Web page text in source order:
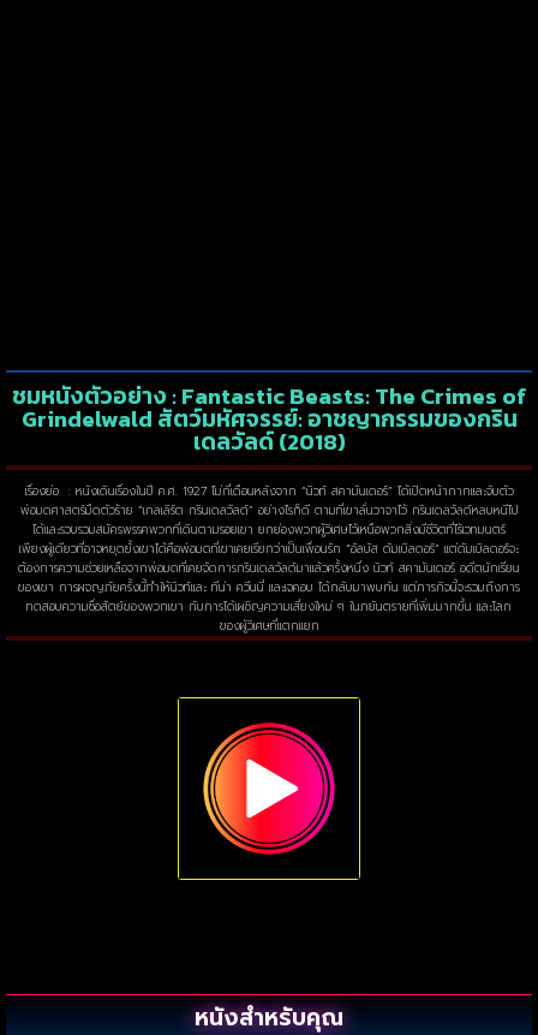
ชมหนังตัวอย่าง : Fantastic Beasts: The Crimes of
Grindelwald สัตว์มหัศจรรย์: อาชญากรรมของกริน
เดลวัลด์ (2018)
เรื่องย่อ : หนังเดินเรื่องในปี ค.ศ. 1927 ไม่กี่เดือนหลังจาก “นิวท์ สคามันเดอร์” ได้เปิดหน้ากากและจับตัว
พ่อมดศาสตร์มืดตัวร้าย “เกลเลิร์ต กรินเดลวัลด์” อย่างไรก็ดี ตามที่เขาลั่นวาจาไว้ กรินเดลวัลด์หลบหนีไป
ได้และรวบรวมสมัครพรรคพวกที่เดินตามรอยเขา ยกย่องพวกผู้วิเศษไว้เหนือพวกสิ่งมีชีวิตที่ไร้เวทมนตร์
เพียงผู้เดียวที่อาจหยุดยั้งเขาได้คือพ่อมดที่เขาเคยเรียกว่าเป็นเพื่อนรัก “อัลบัส ดัมเบิลดอร์” แต่ดัมเบิลดอร์จะ
ต้องการความช่วยเหลือจากพ่อมดที่เคยจัดการกรินเดลวัลด์มาแล้วครั้งหนึ่ง นิวท์ สคามันเดอร์ อดีตนักเรียน
ของเขา การผจญภัยครั้งนี้ทำให้นิวท์และ ทีน่า ควีนนี่ และเจคอบ ได้กลับมาพบกัน แต่ภารกิจนี้จะรวมถึงการ
ทดสอบความซื่อสัตย์ของพวกเขา กับการได้เผชิญความเสี่ยงใหม่ ๆ ในภยันตรายที่เพิ่มมากขึ้น และโลก
ของผู้วิเศษที่แตกแยก
หนังสำหรับคุณ